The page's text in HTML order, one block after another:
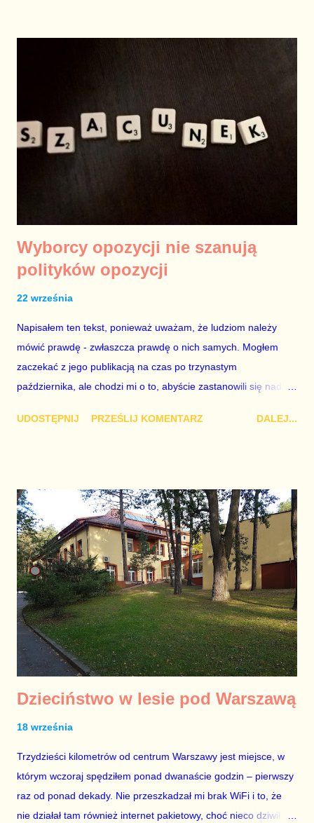
rządów PiS, skoro prezes NIK robi interesy z gangsterami? Nie
zmieszczą się w Sejmie wszystkie komisje śledcze, które są
konieczne. Pan Ociepa w TVN24 o sprawie burdelu u Mariana:
"Poczekajmy na zarzuty prokuratorskie". Nie dam rady na
wszystko czekać jednocześnie - teraz czekam na
przesłuchanie Jarosława Kaczyńskiego ws. budowy
Wyborcy opozycji nie szanują
polityków opozycji
22 września
Napisałem ten tekst, ponieważ uważam, że ludziom należy
mówić prawdę - zwłaszcza prawdę o nich samych. Mogłem
zaczekać z jego publikacją na czas po trzynastym
października, ale chodzi mi o to, abyście zastanowili się nad
przywiązuję do osobistej wiarygodności - nie przyłapiecie mnie
tak silna, że ja również ją czułem, choć z przyczyn ode mnie
niezależnych nie mogłem śledzić politycznych wydarzeń tak
wnikliwie, jak w latach późniejszych. Jesienią 2007 roku wybory
parlamentarne wygrała Platforma Obywatelska. Potrzeby
zmiany nie czułem cztery lata później i w 2011 roku PO
utrzymała władzę, a Prawo i Sprawiedliwość pozostało
największą partią opozycyjną. W 2015 roku w powietrzu znowu
czuć było potrzebę zmiany – wybory wygrało PiS, a Platforma
została n...
UDOSTĘPNIJ PRZEŚLIJ KOMENTARZ DALEJ...
Dzieciństwo w lesie pod Warszawą
18 września
Trzydzieści kilometrów od centrum Warszawy jest miejsce, w
którym wczoraj spędziłem ponad dwanaście godzin – pierwszy
raz od ponad dekady. Nie przeszkadzał mi brak WiFi i to, że
nie działał tam również internet pakietowy, choć nieco dziwił